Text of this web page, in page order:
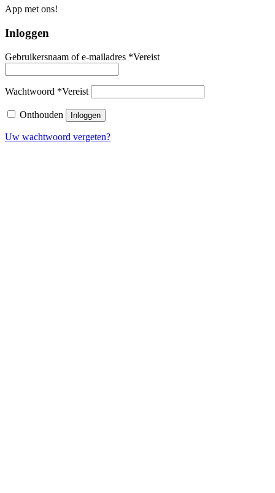
App met ons!
Inloggen
Gebruikersnaam of e-mailadres *Vereist
Wachtwoord *Vereist
Onthouden Inloggen
Uw wachtwoord vergeten?